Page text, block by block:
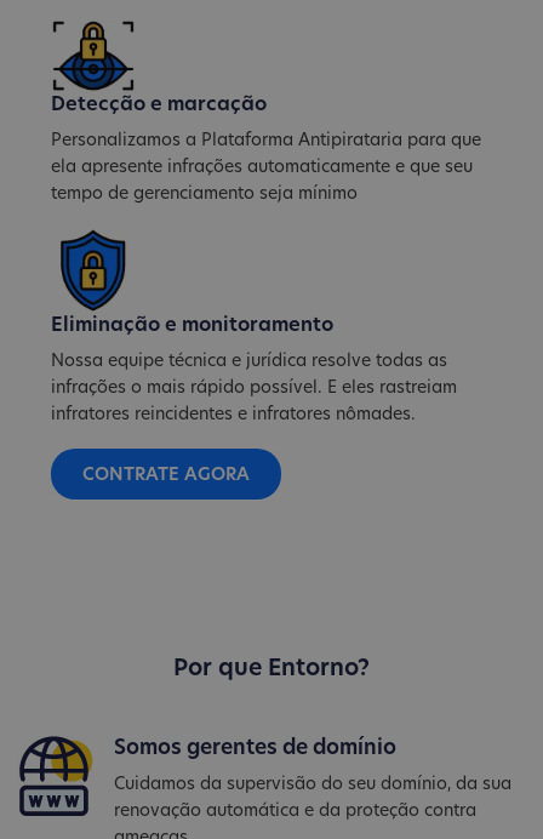
Detecção e marcação
Personalizamos a Plataforma Antipirataria para que
ela apresente infrações automaticamente e que seu
tempo de gerenciamento seja mínimo
Eliminação e monitoramento
Nossa equipe técnica e jurídica resolve todas as
infrações o mais rápido possível. E eles rastreiam
infratores reincidentes e infratores nômades.
CONTRATE AGORA
Por que Entorno?
Somos gerentes de domínio
Cuidamos da supervisão do seu domínio, da sua
renovação automática e da proteção contra